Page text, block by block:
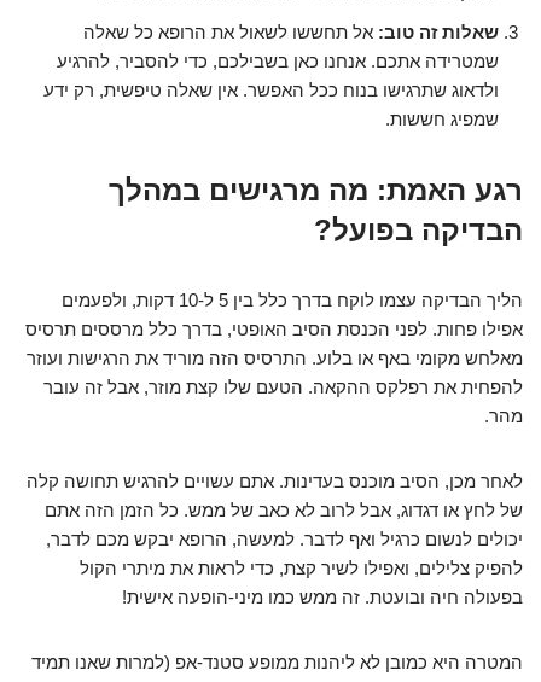
שאלות זה טוב: אל תחששו לשאול את הרופא כל שאלה
שמטרידה אתכם. אנחנו כאן בשבילכם, כדי להסביר, להרגיע
ולדאוג שתרגישו בנוח ככל האפשר. אין שאלה טיפשית, רק ידע
שמפיג חששות.
רגע האמת: מה מרגישים במהלך
הבדיקה בפועל?
הליך הבדיקה עצמו לוקח בדרך כלל בין 5 ל-10 דקות, ולפעמים
אפילו פחות. לפני הכנסת הסיב האופטי, בדרך כלל מרססים תרסיס
מאלחש מקומי באף או בלוע. התרסיס הזה מוריד את הרגישות ועוזר
להפחית את רפלקס ההקאה. הטעם שלו קצת מוזר, אבל זה עובר
מהר.
לאחר מכן, הסיב מוכנס בעדינות. אתם עשויים להרגיש תחושה קלה
של לחץ או דגדוג, אבל לרוב לא כאב של ממש. כל הזמן הזה אתם
יכולים לנשום כרגיל ואף לדבר. למעשה, הרופא יבקש מכם לדבר,
להפיק צלילים, ואפילו לשיר קצת, כדי לראות את מיתרי הקול
בפעולה חיה ובועטת. זה ממש כמו מיני-הופעה אישית!
המטרה היא כמובן לא ליהנות ממופע סטנד-אפ (למרות שאנו תמיד